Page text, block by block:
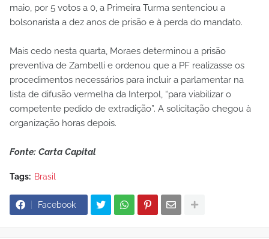
maio, por 5 votos a 0, a Primeira Turma sentenciou a
bolsonarista a dez anos de prisão e à perda do mandato.
Mais cedo nesta quarta, Moraes determinou a prisão
preventiva de Zambelli e ordenou que a PF realizasse os
procedimentos necessários para incluir a parlamentar na
lista de difusão vermelha da Interpol, “para viabilizar o
competente pedido de extradição”. A solicitação chegou à
organização horas depois.
Fonte: Carta Capital
Tags: Brasil
Facebook